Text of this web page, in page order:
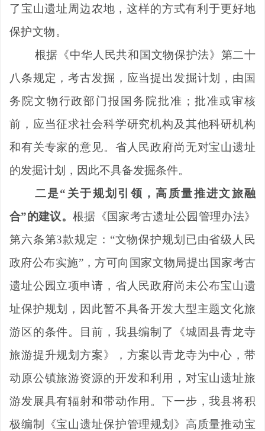
了宝山遗址周边农地，这样的方式有利于更好地
保护文物。
根据《中华人民共和国文物保护法》第二十
八条规定，考古发掘，应当提出发掘计划，由国
务院文物行政部门报国务院批准；批准或审核
前，应当征求社会科学研究机构及其他科研机构
和有关专家的意见。省人民政府尚无对宝山遗址
的发掘计划，因此不具备发掘条件。
二是“ 关于规划引领，高质量推进文旅融
合”的建议。根据《国家考古遗址公园管理办法》
第六条第3款规定： “文物保护规划已由省级人民
政府公布实施”，方可向国家文物局提出国家考古
遗址公园立项申请，省人民政府尚未公布宝山遗
址保护规划，因此暂不具备开发大型主题文化旅
游区的条件。目前，我县编制了《城固县青龙寺
旅游提升规划方案》，方案以青龙寺为中心，带
动原公镇旅游资源的开发和利用，对宝山遗址旅
游发展具有辐射和带动作用。下一步，我县将积
极编制《宝山遗址保护管理规划》高质量推动宝